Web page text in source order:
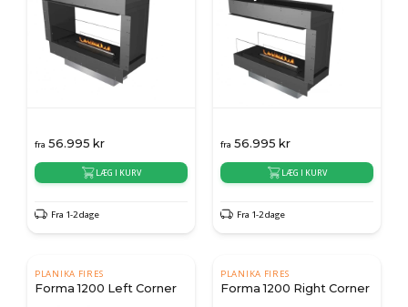
fra 56.995 kr
LÆG I KURV
Fra 1-2 dage
fra 56.995 kr
LÆG I KURV
Fra 1-2 dage
PLANIKA FIRES
Forma 1200 Left Corner
PLANIKA FIRES
Forma 1200 Right Corner